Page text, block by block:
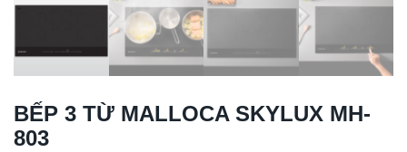
BẾP 3 TỪ MALLOCA SKYLUX MH-
803